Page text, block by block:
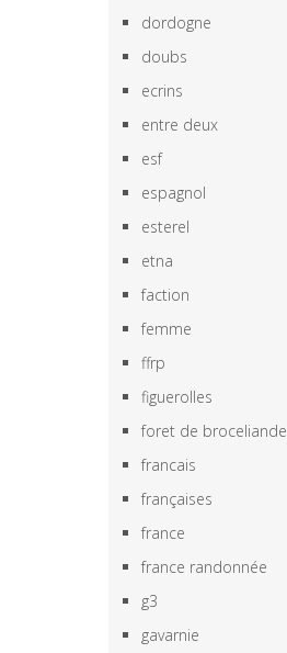
dordogne
doubs
ecrins
entre deux
esf
espagnol
esterel
etna
faction
femme
ffrp
figuerolles
foret de broceliande
francais
françaises
france
france randonnée
g3
gavarnie